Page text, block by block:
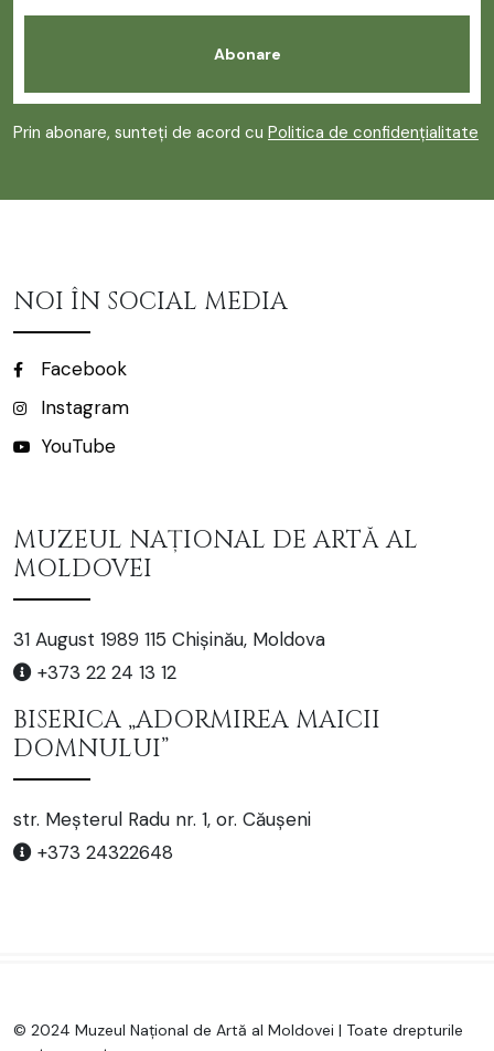
Prin abonare, sunteți de acord cu Politica de confidențialitate
NOI ÎN SOCIAL MEDIA
Facebook
Instagram
YouTube
MUZEUL NAȚIONAL DE ARTĂ AL
MOLDOVEI
31 August 1989 115 Chișinău, Moldova
+373 22 24 13 12
BISERICA „ADORMIREA MAICII
DOMNULUI”
str. Meșterul Radu nr. 1, or. Căușeni
+373 24322648
© 2024 Muzeul Național de Artă al Moldovei | Toate drepturile